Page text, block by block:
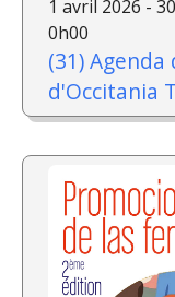
1 avril 2026 -
0h00
(31)
d'Occitania